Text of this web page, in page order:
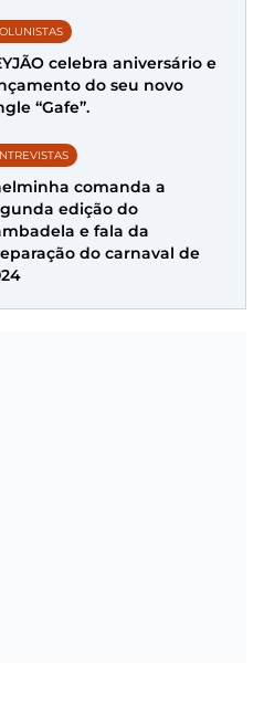
celebra aniversário e
do seu novo
“Gafe”.
comanda a
edição do
e fala da
do carnaval de